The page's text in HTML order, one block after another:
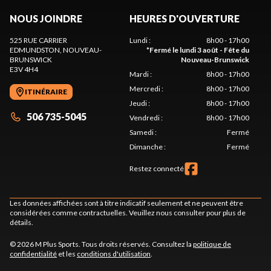
NOUS JOINDRE
525 RUE CARRIER
EDMUNDSTON, NOUVEAU-
BRUNSWICK
E3V 4H4
ITINÉRAIRE
506 735-5045
HEURES D'OUVERTURE
Lundi:
8h00 - 17h00
*Fermé le lundi 3 août - Fête du
Nouveau-Brunswick
Mardi:
8h00 - 17h00
Mercredi:
8h00 - 17h00
Jeudi:
8h00 - 17h00
Vendredi:
8h00 - 17h00
Samedi:
Fermé
Dimanche: Fermé
Restez connecté
Les données affichées sont à titre indicatif seulement et ne peuvent être
considérées comme contractuelles. Veuillez nous consulter pour plus de
détails.
© 2026 M Plus Sports. Tous droits réservés. Consultez la politique de
confidentialité et les conditions d'utilisation.